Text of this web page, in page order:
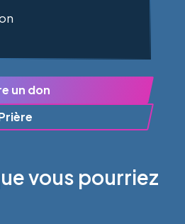
un don
vous pourriez